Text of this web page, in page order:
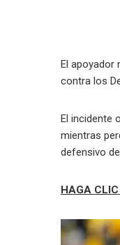
El apoyador
contra los
El incidente
mientras
defensivo
HAGA